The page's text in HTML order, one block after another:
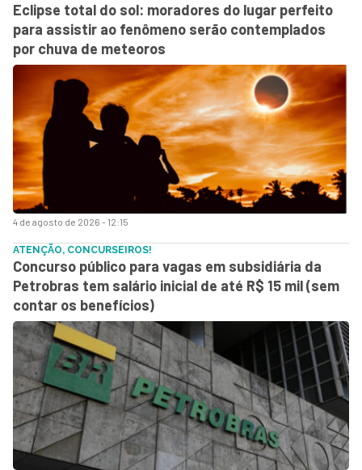
4 de agosto de 2026 - 12:15
Eclipse total do sol: moradores do lugar perfeito
para assistir ao fenômeno serão contemplados
por chuva de meteoros
ATENÇÃO, CONCURSEIROS!
Concurso público para vagas em subsidiária da
Petrobras tem salário inicial de até R$ 15 mil (sem
contar os benefícios)